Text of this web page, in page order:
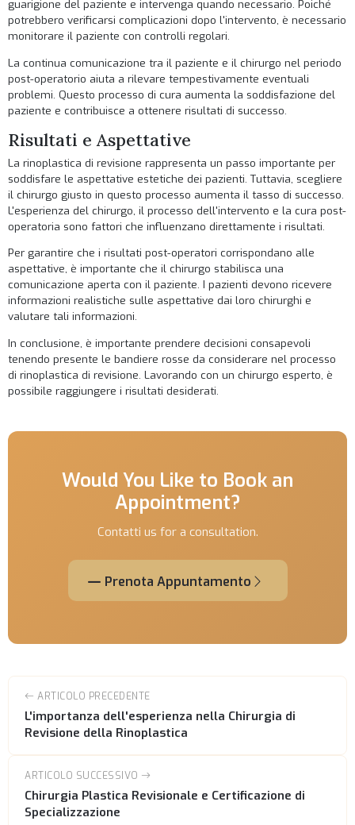
guarigione del paziente e intervenga quando necessario. Poiché
potrebbero verificarsi complicazioni dopo l'intervento, è necessario
monitorare il paziente con controlli regolari.
La continua comunicazione tra il paziente e il chirurgo nel periodo
post-operatorio aiuta a rilevare tempestivamente eventuali
problemi. Questo processo di cura aumenta la soddisfazione del
paziente e contribuisce a ottenere risultati di successo.
Risultati e Aspettative
La rinoplastica di revisione rappresenta un passo importante per
soddisfare le aspettative estetiche dei pazienti. Tuttavia, scegliere
il chirurgo giusto in questo processo aumenta il tasso di successo.
L'esperienza del chirurgo, il processo dell'intervento e la cura post-
operatoria sono fattori che influenzano direttamente i risultati.
Per garantire che i risultati post-operatori corrispondano alle
aspettative, è importante che il chirurgo stabilisca una
comunicazione aperta con il paziente. I pazienti devono ricevere
informazioni realistiche sulle aspettative dai loro chirurghi e
valutare tali informazioni.
In conclusione, è importante prendere decisioni consapevoli
tenendo presente le bandiere rosse da considerare nel processo
di rinoplastica di revisione. Lavorando con un chirurgo esperto, è
possibile raggiungere i risultati desiderati.
Would You Like to Book an
Appointment?
Contatti us for a consultation.
Prenota Appuntamento
ARTICOLO PRECEDENTE
L'importanza dell'esperienza nella Chirurgia di
Revisione della Rinoplastica
ARTICOLO SUCCESSIVO
Chirurgia Plastica Revisionale e Certificazione di
Specializzazione